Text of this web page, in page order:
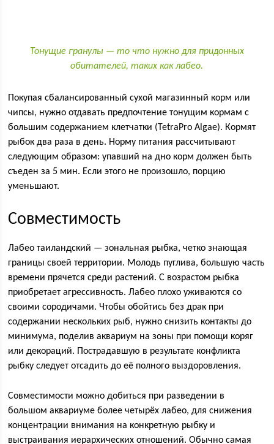
Тонущие гранулы — то что нужно для придонных
обитателей, таких как лабео.
Покупая сбалансированный сухой магазинный корм или
чипсы, нужно отдавать предпочтение тонущим кормам с
большим содержанием клетчатки (TetraPro Algae). Кормят
рыбок два раза в день. Норму питания рассчитывают
следующим образом: упавший на дно корм должен быть
съеден за 5 мин. Если этого не произошло, порцию
уменьшают.
Совместимость
Лабео таиландский — зональная рыбка, четко знающая
границы своей территории. Молодь пуглива, большую часть
времени прячется среди растений. С возрастом рыбка
приобретает агрессивность. Лабео плохо уживаются со
своими сородичами. Чтобы обойтись без драк при
содержании нескольких рыб, нужно снизить контакты до
минимума, поделив аквариум на зоны при помощи коряг
или декораций. Пострадавшую в результате конфликта
рыбку следует отсадить до её полного выздоровления.
Совместимости можно добиться при разведении в
большом аквариуме более четырёх лабео, для снижения
концентрации внимания на конкретную рыбку и
выстраивания иерархических отношений. Обычно самая